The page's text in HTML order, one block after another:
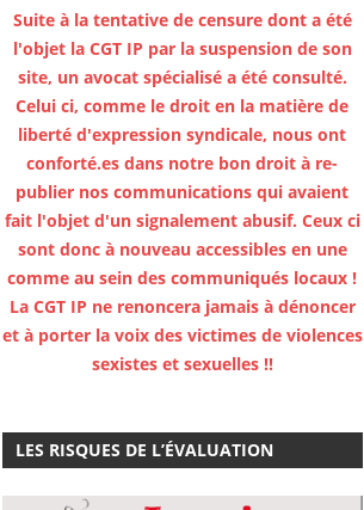
Suite à la tentative de censure dont a été
l'objet la CGT IP par la suspension de son
site, un avocat spécialisé a été consulté.
Celui ci, comme le droit en la matière de
liberté d'expression syndicale, nous ont
conforté.es dans notre bon droit à re-
publier nos communications qui avaient
fait l'objet d'un signalement abusif. Ceux ci
sont donc à nouveau accessibles en une
comme au sein des communiqués locaux !
La CGT IP ne renoncera jamais à dénoncer
et à porter la voix des victimes de violences
sexistes et sexuelles !!
LES RISQUES DE L’ÉVALUATION